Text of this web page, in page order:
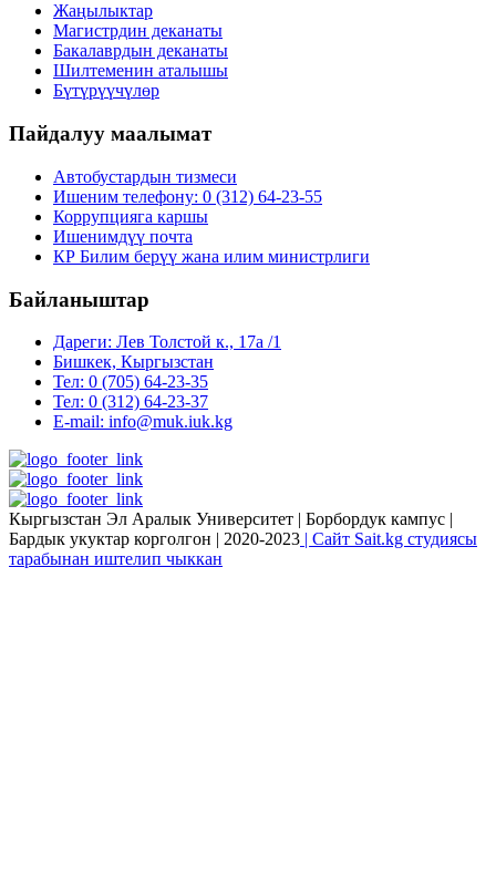
Жаңылыктар
Магистрдин деканаты
Бакалаврдын деканаты
Шилтеменин аталышы
Бүтүрүүчүлөр
Пайдалуу маалымат
Автобустардын тизмеси
Ишеним телефону: 0 (312) 64-23-55
Коррупцияга каршы
Ишенимдүү почта
КР Билим берүү жана илим министрлиги
Байланыштар
Дареги: Лев Толстой к., 17а /1
Бишкек, Кыргызстан
Тел: 0 (705) 64-23-35
Тел: 0 (312) 64-23-37
E-mail: info@muk.iuk.kg
Кыргызстан Эл Аралык Университет | Борбордук кампус |
Бардык укуктар корголгон | 2020-2023 | Сайт Sait.kg студиясы
тарабынан иштелип чыккан